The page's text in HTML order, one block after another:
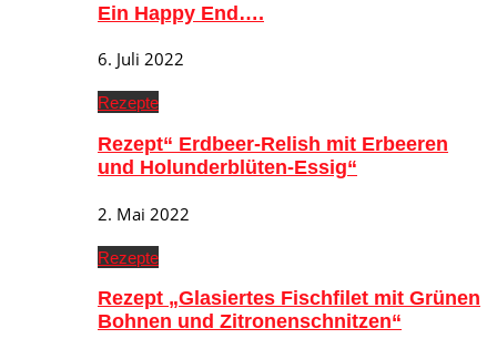
Ein Happy End….
6. Juli 2022
Rezepte
Rezept“ Erdbeer-Relish mit Erbeeren
und Holunderblüten-Essig“
2. Mai 2022
Rezepte
Rezept „Glasiertes Fischfilet mit Grünen
Bohnen und Zitronenschnitzen“